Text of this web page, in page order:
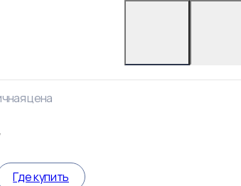
цена
Где купить